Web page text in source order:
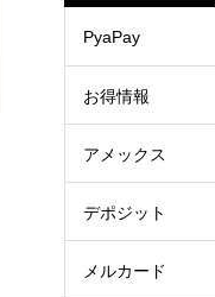
PyaPay
お得情報
アメックス
デポジット
メルカード